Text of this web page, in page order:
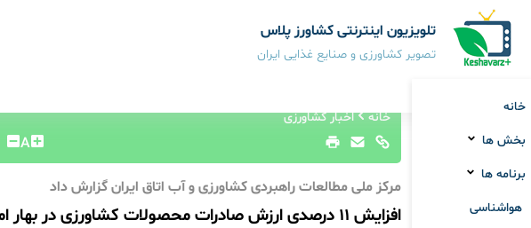
تلویزیون اینترنتی کشاورز پلاس
تصویر کشاورزی و صنایع غذایی ایران
خانه
بخش ها
برنامه ها
هواشناسی
خانه اخبار کشاورزی
A
مرکز ملی مطالعات راهبردی کشاورزی و آب اتاق ایران گزارش داد
افزایش 11 درصدی ارزش صادرات محصولات کشاورزی در بهار امسال